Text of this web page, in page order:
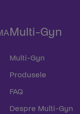
Multi-Gyn
Multi-Gyn
Produsele
FAQ
Despre Multi-Gyn